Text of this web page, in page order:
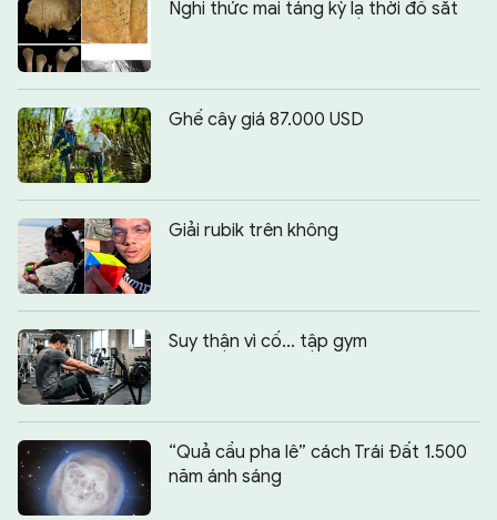
Nghi thức mai táng kỳ lạ thời đồ sắt
Ghế cây giá 87.000 USD
Giải rubik trên không
Suy thận vì cố... tập gym
“Quả cầu pha lê” cách Trái Đất 1.500
năm ánh sáng